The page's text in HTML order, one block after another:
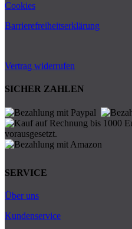
Cookies
Barrierefreiheitserklärung
Vertrag widerrufen
SICHER ZAHLEN
SERVICE
Über uns
Kundenservice